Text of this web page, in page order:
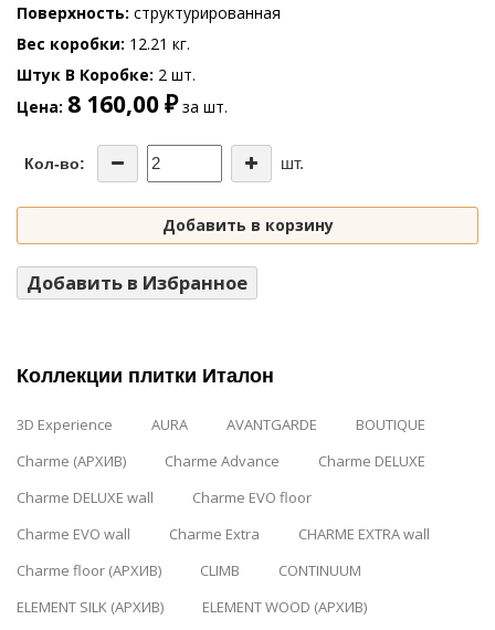
Поверхность структурированная
Вес коробки 12.21 кг.
Штук В Коробке 2 шт.
Цена 8 160,00 ₽за шт.
Кол-во: шт.
Добавить в корзину
Добавить в Избранное
Коллекции плитки Италон
3D Experience AURA AVANTGARDE
BOUTIQUE
Charme (АРХИВ)
Charme Advance
Charme DELUXE
Charme DELUXE wall
Charme EVO floor
Charme EVO wall
Charme Extra
CHARME EXTRA wall
Charme floor (АРХИВ)
CLIMB
CONTINUUM
ELEMENT SILK (АРХИВ)
ELEMENT WOOD (АРХИВ)